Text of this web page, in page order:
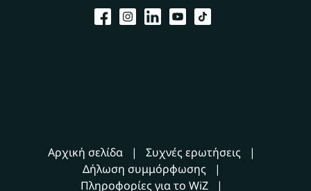
Αρχική σελίδα
Συχνές ερωτήσεις
Δήλωση συμμόρφωσης
Πληροφορίες για το WiZ